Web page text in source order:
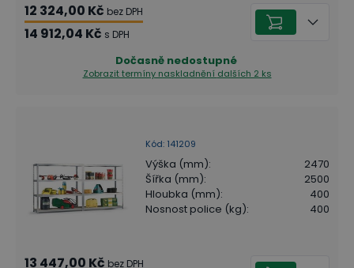
12 324,00 Kč bez DPH
14 912,04 Kč s DPH
Dočasně nedostupné
Zobrazit termíny naskladnění dalších 2 ks
Kód: 141209
Výška (mm):
2470
Šířka (mm):
2500
Hloubka (mm):
400
Nosnost police (kg): 400
13 447,00 Kč bez DPH